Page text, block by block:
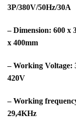
3P/380V/50Hz/30A
– Dimension: 600 x
x 400mm
– Working Voltage:
420V
– Working
29,4KHz